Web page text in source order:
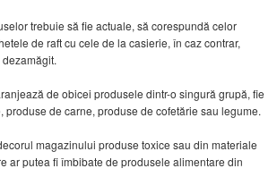
trebuie să fie actuale, să corespundă celor
de raft cu cele de la casierie, în caz contrar,
de obicei produsele dintr-o singură grupă, fie
produse de carne, produse de cofetărie sau legume.
magazinului produse toxice sau din materiale
ar putea fi îmbibate de produsele alimentare din